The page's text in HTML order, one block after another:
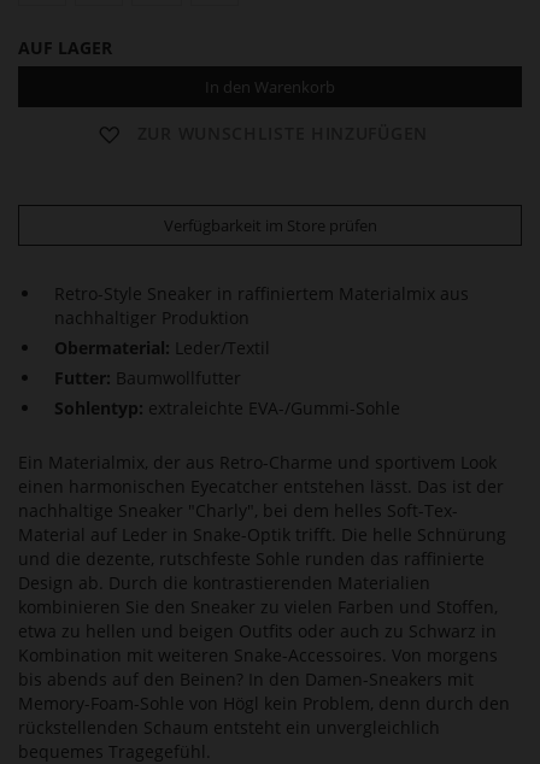
AUF LAGER
In den Warenkorb
Verfügbarkeit im Store prüfen
Retro-Style Sneaker in raffiniertem Materialmix aus
nachhaltiger Produktion
Obermaterial: Leder/Textil
Futter: Baumwollfutter
Sohlentyp: extraleichte EVA-/Gummi-Sohle
Ein Materialmix, der aus Retro-Charme und sportivem Look
einen harmonischen Eyecatcher entstehen lässt. Das ist der
nachhaltige Sneaker "Charly", bei dem helles Soft-Tex-
Material auf Leder in Snake-Optik trifft. Die helle Schnürung
und die dezente, rutschfeste Sohle runden das raffinierte
Design ab. Durch die kontrastierenden Materialien
kombinieren Sie den Sneaker zu vielen Farben und Stoffen,
etwa zu hellen und beigen Outfits oder auch zu Schwarz in
Kombination mit weiteren Snake-Accessoires. Von morgens
bis abends auf den Beinen? In den Damen-Sneakers mit
Memory-Foam-Sohle von Högl kein Problem, denn durch den
rückstellenden Schaum entsteht ein unvergleichlich
bequemes Tragegefühl.